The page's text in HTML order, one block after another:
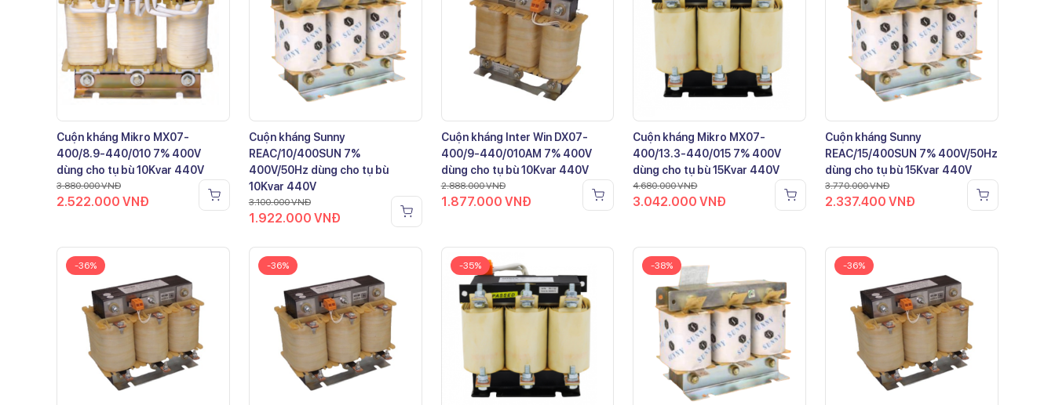
Cuộn kháng Mikro MX07-
400/8.9-440/010 7% 400V
dùng cho tụ bù 10Kvar 440V
3.880.000VNĐ
2.522.000 VNĐ
Cuộn kháng Sunny
REAC/10/400SUN 7%
400V/50Hz dùng cho tụ bù
10Kvar 440V
3.100.000VNĐ
1.922.000 VNĐ
Cuộn kháng Inter Win DX07-
400/9-440/010AM 7% 400V
dùng cho tụ bù 10Kvar 440V
2.888.000VNĐ
1.877.000 VNĐ
Cuộn kháng Mikro MX07-
400/13.3-440/015 7% 400V
dùng cho tụ bù 15Kvar 440V
4.680.000VNĐ
3.042.000VNĐ
Cuộn kháng Sunny
REAC/15/400SUN 7% 400V/50Hz
dùng cho tụ bù 15Kvar 440V
3.770.000VNĐ
2.337.400VNĐ
-36% -36% -35% -38% -36%